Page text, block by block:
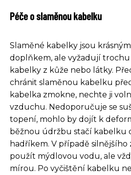
Péče o slaměnou kabelku
Slaměné kabelky jsou
doplňkem, ale vyžadují
kabelky z kůže nebo látky.
chránit slaměnou kabelku
kabelka zmokne, nechte ji
vzduchu. Nedoporučuje se
topení, mohlo by dojít k
běžnou údržbu stačí kabelku
hadříkem. V případě
použít mýdlovou vodu, ale
mírou. Po vyčištění kabelku